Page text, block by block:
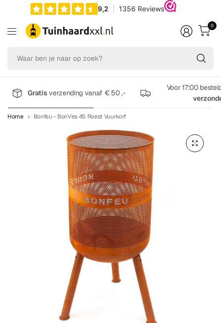
op
0
Gratisverzending vanaf € 50 ,-
Voor 17:00
Home Bonfeu - BonVes 45 Roest Vuurkorf